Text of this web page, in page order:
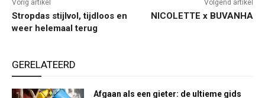
Vorig artikel
Stropdas stijlvol, tijdloos en
weer helemaal terug
Volgend artikel
NICOLETTE x BUVANHA
GERELATEERD
Afgaan als een gieter: de ultieme gids